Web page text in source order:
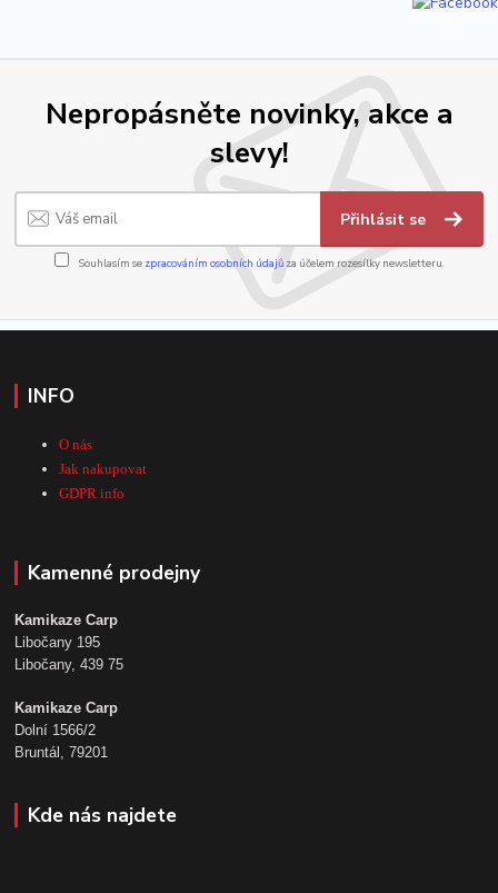
Nepropásněte novinky, akce a
slevy!
Přihlásit se
Souhlasím se zpracováním osobních údajůza účelem rozesílky newsletteru.
INFO
O nás
Jak nakupovat
GDPR info
Kamenné prodejny
Kamikaze Carp
Libočany 195
Libočany, 439 75
Kamikaze Carp
Dolní 1566/2
Bruntál, 79201
Kde nás najdete